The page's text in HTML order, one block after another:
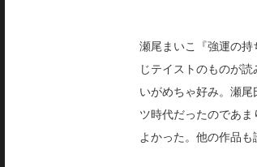
瀬尾まいこ『強運の
じテイストのものが
いがめちゃ好み。瀬
ツ時代だったのであ
よかった。他の作品も